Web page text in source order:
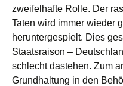
zweifelhafte Rolle. Der
Taten wird immer wieder
heruntergespielt. Dies
Staatsraison –
schlecht dastehen. Zum
Grundhaltung in den